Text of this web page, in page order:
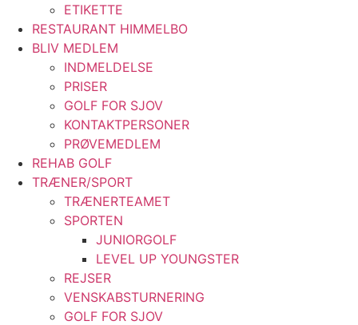
ETIKETTE
RESTAURANT HIMMELBO
BLIV MEDLEM
INDMELDELSE
PRISER
GOLF FOR SJOV
KONTAKTPERSONER
PRØVEMEDLEM
REHAB GOLF
TRÆNER/SPORT
TRÆNERTEAMET
SPORTEN
JUNIORGOLF
LEVEL UP YOUNGSTER
REJSER
VENSKABSTURNERING
GOLF FOR SJOV